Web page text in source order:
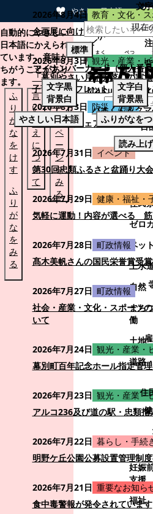
やさしい日本語
本文へスキップする
自動的にやさしい
日本語にかえられ
ています。意味が
ちがうことがあり
ます。
ふ
り
が
な
を
け
す
ふ
り
が
な
を
み
る
言
い
替
え
に
つ
い
て
も
と
の
ペ
ー
ジ
を
み
る
住民
ゼロ
ペッ
上水
自然
まち
働
土地
道路
妊娠
支援
福祉
2026年8月4日 教育・文化・
企画展に向けて：安東ウメ子
2026年8月3日 観光・産業・
「幕別やさい月イチ菜」の実
2026年8月3日 防災・消防
幕別町防災フェアの開催につ
2026年7月31日 イベント
第30回忠類ふるさと盆踊り大
2026年7月29日 健康・福祉・
気軽に運動！内容が選べる
2026年7月28日 町政情報
髙木美帆さんの国民栄誉賞受
2026年7月27日 町政情報
社会・産業・文化・スポーツ
いて
2026年7月24日 観光・産業・
幕別町百年記念ホール指定管
2026年7月23日 観光・産業・
アルコ236及び道の駅・忠類
2026年7月22日 暮らし・手続
明野ケ丘公園公募設置管理制
2026年7月21日 重要なお知ら
食中毒警報が発令されています
サ
マイナンバーカード（個人番
子育てパンフレット
ごみカ
パオくん＆ク
目
住
文
現在
標準
文字黒
背景白
文字白
背景黒
やさしい日本語
ふりがなを
読み上